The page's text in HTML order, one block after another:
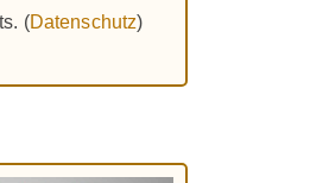
(Datenschutz)